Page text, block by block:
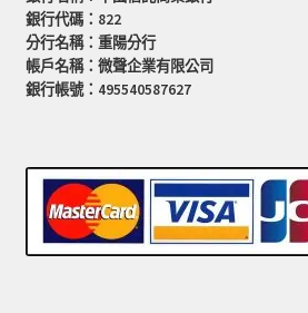
銀行代碼：822
分行名稱：重陽分行
帳戶名稱：微聲企業有限公司
銀行帳號：495540587627